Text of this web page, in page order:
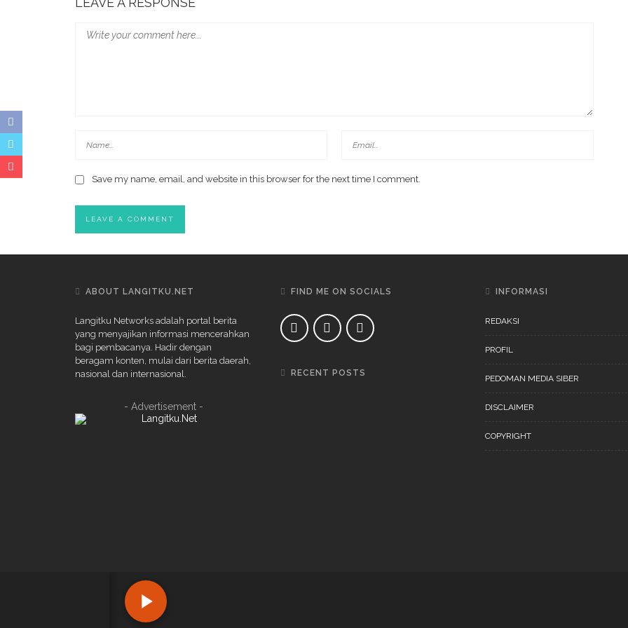
Save my name, email, and website in this browser for the next time I comment.
ABOUT LANGITKU.NET
Langitku Networks adalah portal berita
yang menyajikan informasi mencerahkan
bagi pembacanya. Hadir dengan
beragam konten, mulai dari berita daerah,
nasional dan internasional.
- Advertisement -
FIND ME ON SOCIALS
RECENT POSTS
INFORMASI
REDAKSI
PROFIL
PEDOMAN MEDIA SIBER
DISCLAIMER
COPYRIGHT
Copyright ©2022 PT LANGITKU MEDIA NETWORKS